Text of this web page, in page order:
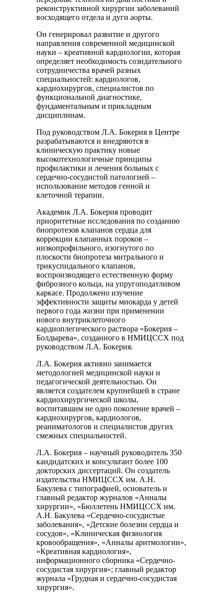
реконструктивной хирургии заболеваний
восходящего отдела и дуги аорты.
Он генерировал развитие и другого
направления современной медицинской
науки – креативной кардиологии, которая
определяет необходимость созидательного
сотрудничества врачей разных
специальностей: кардиологов,
кардиохирургов, специалистов по
функциональной диагностике,
фундаментальным и прикладным
дисциплинам.
Под руководством Л.А. Бокерия в Центре
разрабатываются и внедряются в
клиническую практику новые
высокотехнологичные принципы
профилактики и лечения больных с
сердечно-сосудистой патологией –
использование методов генной и
клеточной терапии.
Академик Л.А. Бокерия проводит
приоритетные исследования по созданию
биопротезов клапанов сердца для
коррекции клапанных пороков –
низкопрофильного, изогнутого по
плоскости биопротеза митрального и
трикуспидального клапанов,
воспроизводящего естественную форму
фиброзного кольца, на упругоподатливом
каркасе. Продолжено изучение
эффективности защиты миокарда у детей
первого года жизни при применении
нового внутриклеточного
кардиоплегического раствора «Бокерия –
Болдырева», созданного в НМИЦССХ под
руководством Л.А. Бокерия.
Л.А. Бокерия активно занимается
методологией медицинской науки и
педагогической деятельностью. Он
является создателем крупнейшей в стране
кардиохирургической школы,
воспитавшим не одно поколение врачей –
кардиохирургов, кардиологов,
реаниматологов и специалистов других
смежных специальностей.
Л.А. Бокерия – научный руководитель 350
кандидатских и консультант более 100
докторских диссертаций. Он создатель
издательства НМИЦССХ им. А.Н.
Бакулева с типографией, основатель и
главный редактор журналов «Анналы
хирургии», «Бюллетень НМИЦССХ им.
А.Н. Бакулева «Сердечно-сосудистые
заболевания», «Детские болезни сердца и
сосудов», «Клиническая физиология
кровообращения», «Анналы аритмологии»,
«Креативная кардиология»,
информационного сборника «Сердечно-
сосудистая хирургия»; главный редактор
журнала «Грудная и сердечно-сосудистая
хирургия».